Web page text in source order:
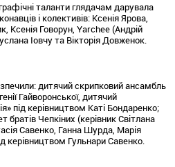
таланти глядачам дарувала
і колективів: Ксенія Ярова,
Ксенія Говорун, Yarchee (Андрій
Іовчу та Вікторія Довженок.
дитячий скрипковий ансамбль
Гайворонської, дитячий
під керівництвом Каті Бондаренко;
братів Чепкіних (керівник Світлана
Савенко, Ганна Шурда, Марія
керівництвом Гульнари Савенко.